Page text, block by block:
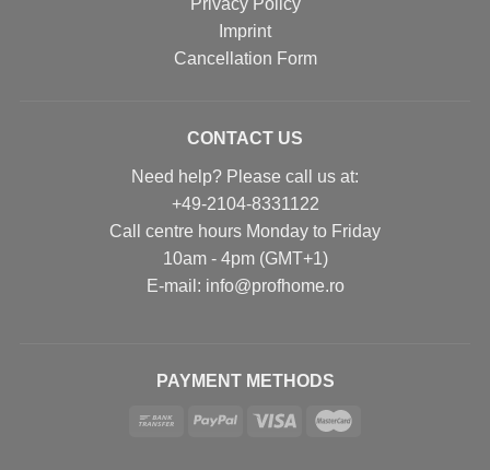
Imprint
Cancellation Form
CONTACT US
Need help? Please call us at:
+49-2104-8331122
Call centre hours Monday to Friday
10am - 4pm (GMT+1)
Е-mail: info@profhome.ro
PAYMENT METHODS